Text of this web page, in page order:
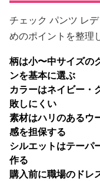
チェック パンツ レ
めのポイントを整理
柄は小〜中サイズの
ンを基本に選ぶ
カラーはネイビー・
敗しにくい
素材はハリのあるウ
感を担保する
シルエットはテーパ
作る
購入前に職場のドレ